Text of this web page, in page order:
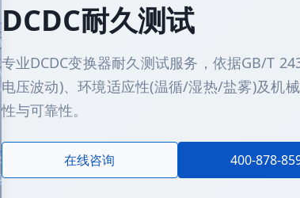
DCDC耐久测试
专业DCDC变换器耐久测试服务，依据GB/T
电压波动)、环境适应性(温循/湿热/盐雾)及机
性与可靠性。
在线咨询 400-878-